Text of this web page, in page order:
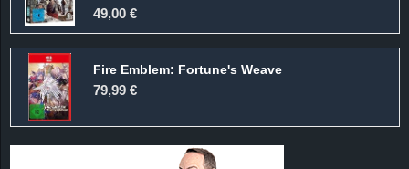
49,00 €
Fire Emblem: Fortune's Weave
79,99 €